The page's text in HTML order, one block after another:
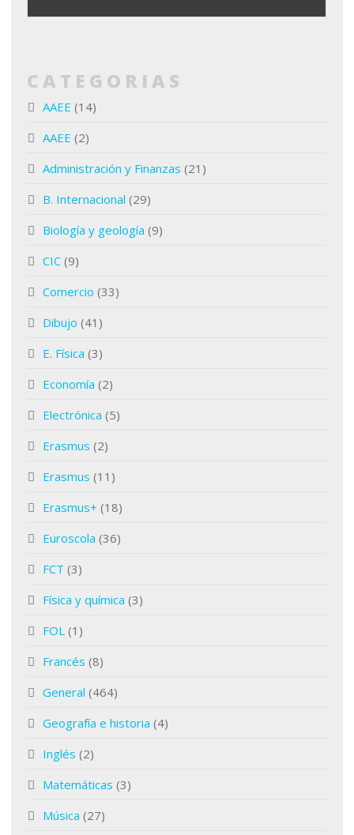
CATEGORIAS
AAEE (14)
AAEE (2)
Administración y Finanzas (21)
B. Internacional (29)
Biología y geología (9)
CIC (9)
Comercio (33)
Dibujo (41)
E. Física (3)
Economía (2)
Electrónica (5)
Erasmus (2)
Erasmus (11)
Erasmus+ (18)
Euroscola (36)
FCT (3)
Física y química (3)
FOL (1)
Francés (8)
General (464)
Geografía e historia (4)
Inglés (2)
Matemáticas (3)
Música (27)